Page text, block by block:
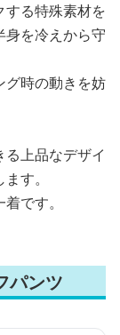
する特殊素材を
身を冷えから守
グ時の動きを妨
上品なデザイ
す。
です。
パンツ